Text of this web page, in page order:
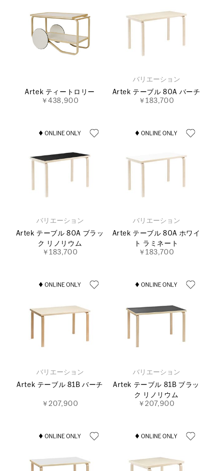
Artek ティートロリー
￥438,900
バリエーション
Artek テーブル 80A バーチ
￥183,700
バリエーション
Artek テーブル 80A ブラッ
ク リノリウム
￥183,700
バリエーション
Artek テーブル 80A ホワイ
ト ラミネート
￥183,700
バリエーション
Artek テーブル 81B バーチ
￥207,900
バリエーション
Artek テーブル 81B ブラッ
ク リノリウム
￥207,900